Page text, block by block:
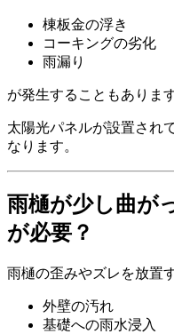
棟板金の浮き
コーキングの劣化
雨漏り
が発生することもあります
太陽光パネルが設置され
なります。
雨樋が少し曲が
が必要？
雨樋の歪みやズレを放置
外壁の汚れ
基礎への雨水浸入